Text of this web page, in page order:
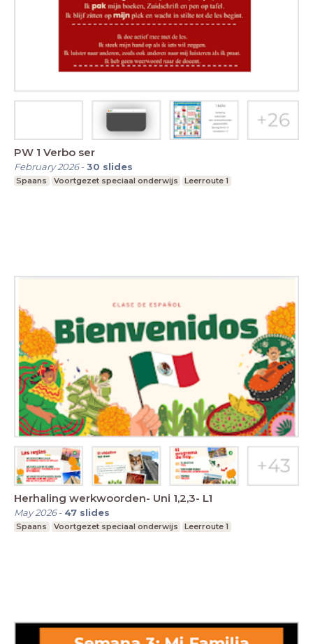
PW 1 Verbo ser
February 2026-30 slides
Spaans Voortgezet speciaal onderwijs Leerroute 1
Herhaling werkwoorden- Uni 1,2,3- L1
May 2026- 47 slides
Spaans Voortgezet speciaal onderwijs Leerroute 1